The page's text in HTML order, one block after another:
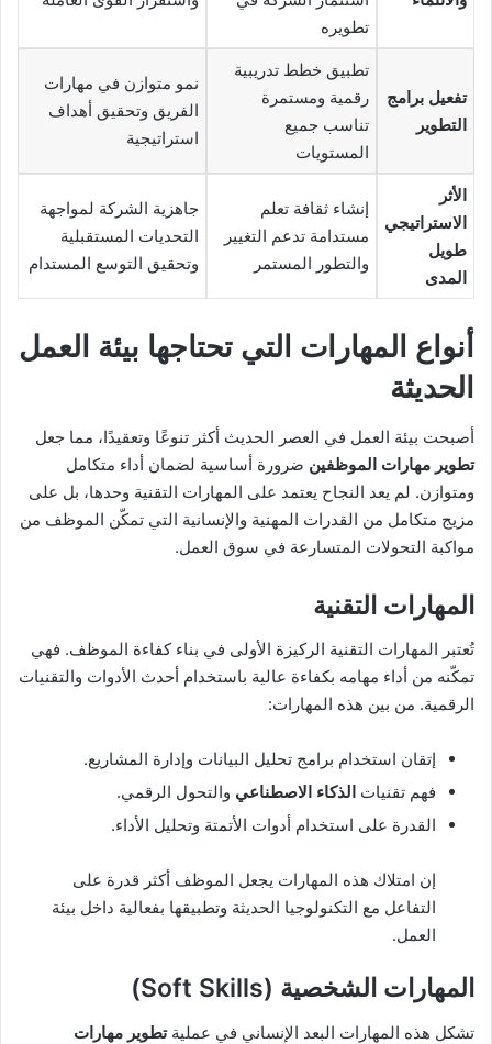
تطويره
تفعيل برامج
التطوير
تطبيق خطط تدريبية
رقمية ومستمرة
تناسب جميع
المستويات
نمو متوازن في مهارات
الفريق وتحقيق أهداف
استراتيجية
الأثر
الاستراتيجي
طويل
المدى
إنشاء ثقافة تعلم
مستدامة تدعم التغيير
والتطور المستمر
جاهزية الشركة لمواجهة
التحديات المستقبلية
وتحقيق التوسع المستدام
أنواع المهارات التي تحتاجها بيئة العمل
الحديثة
أصبحت بيئة العمل في العصر الحديث أكثر تنوعًا وتعقيدًا، مما جعل
تطوير مهارات الموظفين ضرورة أساسية لضمان أداء متكامل
ومتوازن. لم يعد النجاح يعتمد على المهارات التقنية وحدها، بل على
مزيج متكامل من القدرات المهنية والإنسانية التي تمكّن الموظف من
مواكبة التحولات المتسارعة في سوق العمل.
المهارات التقنية
تُعتبر المهارات التقنية الركيزة الأولى في بناء كفاءة الموظف. فهي
تمكّنه من أداء مهامه بكفاءة عالية باستخدام أحدث الأدوات والتقنيات
الرقمية. من بين هذه المهارات:
إتقان استخدام برامج تحليل البيانات وإدارة المشاريع.
فهم تقنيات الذكاء الاصطناعي والتحول الرقمي.
القدرة على استخدام أدوات الأتمتة وتحليل الأداء.
إن امتلاك هذه المهارات يجعل الموظف أكثر قدرة على
التفاعل مع التكنولوجيا الحديثة وتطبيقها بفعالية داخل بيئة
العمل.
المهارات الشخصية (Soft Skills)
تشكل هذه المهارات البعد الإنساني في عمليةتطوير مهارات